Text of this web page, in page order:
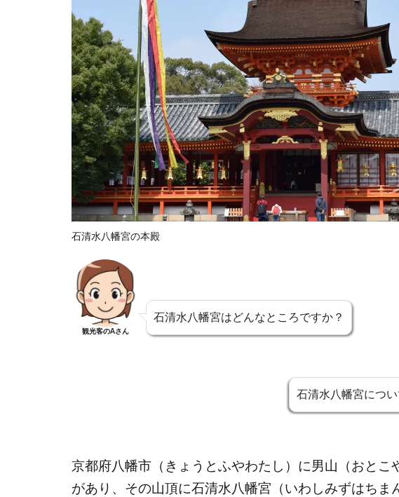
石清水八幡宮の本殿
観光客のAさん
石清水八幡宮はどんなところですか？
石清水八幡宮につ
京都府八幡市（きょうとふやわたし）に男山（おとこ
があり、その山頂に石清水八幡宮（いわしみずはちま